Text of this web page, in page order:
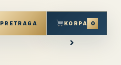
PRETRAGA KORPA 0